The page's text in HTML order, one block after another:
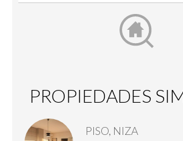
PROPIEDADES
PISO, NIZA